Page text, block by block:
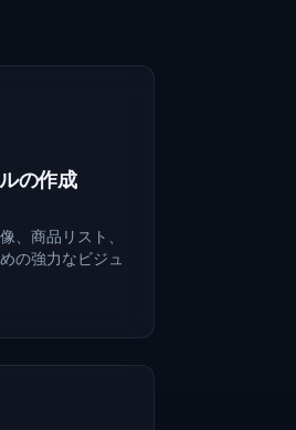
の作成
、商品リスト、
の強力なビジュ